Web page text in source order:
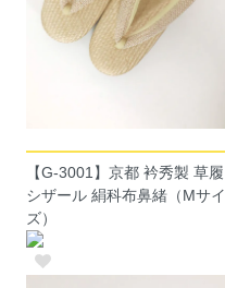
【G-3001】京都 衿秀製 草履
シザール 絹科布鼻緒（Mサイ
ズ）